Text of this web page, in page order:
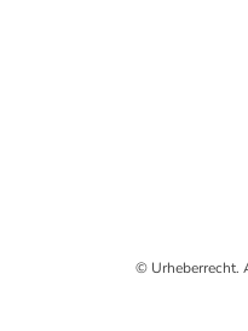
© Urheberrecht.